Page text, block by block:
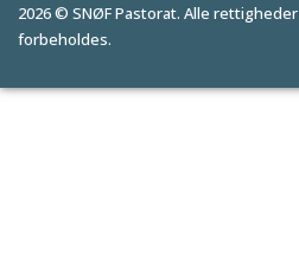
2026 © SNØF Pastorat. Alle rettigheder
forbeholdes.